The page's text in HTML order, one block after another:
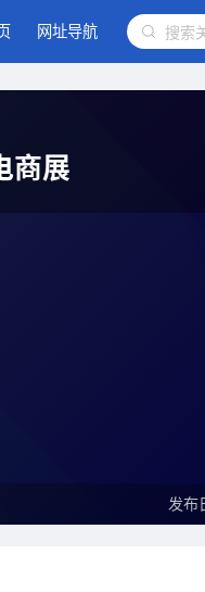
网址导航
商展
发布